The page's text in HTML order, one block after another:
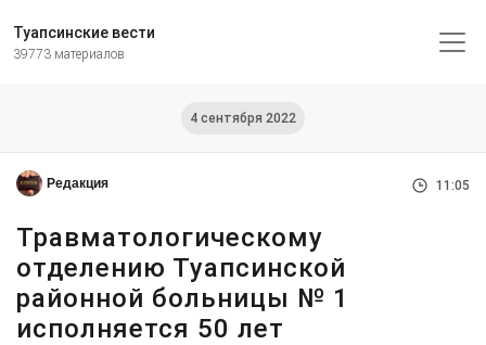
Туапсинские вести
39773 материалов
4 сентября 2022
Редакция 11:05
Травматологическому
отделению Туапсинской
районной больницы № 1
исполняется 50 лет